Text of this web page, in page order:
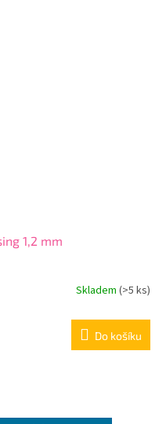
1,2 mm
Skladem (>5 ks)
Do košíku